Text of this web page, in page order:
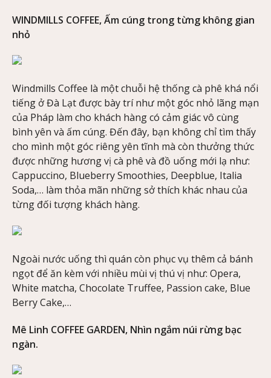
WINDMILLS COFFEE, Ấm cúng trong từng không gian
nhỏ
Windmills Coffee là một chuỗi hệ thống cà phê khá nổi
tiếng ở Đà Lạt được bày trí như một góc nhỏ lãng mạn
của Pháp làm cho khách hàng có cảm giác vô cùng
bình yên và ấm cúng. Đến đây, bạn không chỉ tìm thấy
cho mình một góc riêng yên tĩnh mà còn thưởng thức
được những hương vị cà phê và đồ uống mới lạ như:
Cappuccino, Blueberry Smoothies, Deepblue, Italia
Soda,… làm thỏa mãn những sở thích khác nhau của
từng đối tượng khách hàng.
Ngoài nước uống thì quán còn phục vụ thêm cả bánh
ngọt để ăn kèm với nhiều mùi vị thú vị như: Opera,
White matcha, Chocolate Truffee, Passion cake, Blue
Berry Cake,…
Mê Linh COFFEE GARDEN, Nhìn ngắm núi rừng bạc
ngàn.